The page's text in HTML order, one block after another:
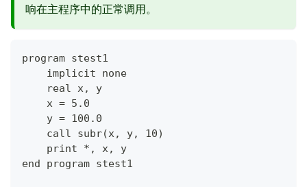
响在主程序中的正常调用。
program stest1
    implicit none
    real x, y
    x = 5.0
    y = 100.0
    call subr(x, y, 10)
    print *, x, y
end program stest1